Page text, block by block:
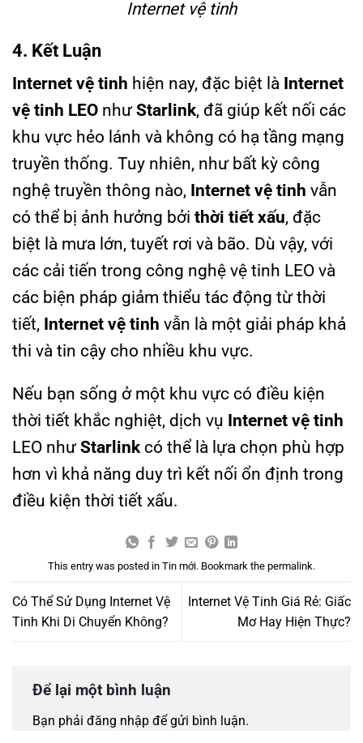
Internet vệ tinh
4. Kết Luận
Internet vệ tinh hiện nay, đặc biệt là Internet
vệ tinh LEO nhưStarlink, đã giúp kết nối các
khu vực hẻo lánh và không có hạ tầng mạng
truyền thống. Tuy nhiên, như bất kỳ công
nghệ truyền thông nào, Internet vệ tinh vẫn
có thể bị ảnh hưởng bởi thời tiết xấu, đặc
biệt là mưa lớn, tuyết rơi và bão. Dù vậy, với
các cải tiến trong công nghệ vệ tinh LEO và
các biện pháp giảm thiểu tác động từ thời
tiết, Internet vệ tinh vẫn là một giải pháp khả
thi và tin cậy cho nhiều khu vực.
Nếu bạn sống ở một khu vực có điều kiện
thời tiết khắc nghiệt, dịch vụ Internet vệ tinh
LEO nhưStarlinkcó thể là lựa chọn phù hợp
hơn vì khả năng duy trì kết nối ổn định trong
điều kiện thời tiết xấu.
This entry was posted in Tin mới. Bookmark the permalink.
Có Thể Sử Dụng Internet Vệ
Tinh Khi Di Chuyển Không?
Internet Vệ Tinh Giá Rẻ: Giấc
Mơ Hay Hiện Thực?
Để lại một bình luận
Bạn phải đăng nhập để gửi bình luận.